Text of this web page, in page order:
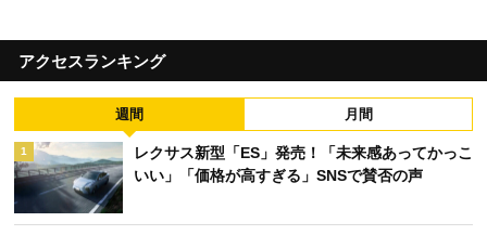
アクセスランキング
週間 月間
1
レクサス新型「ES」発売！「未来感あってかっこ
いい」「価格が高すぎる」SNSで賛否の声